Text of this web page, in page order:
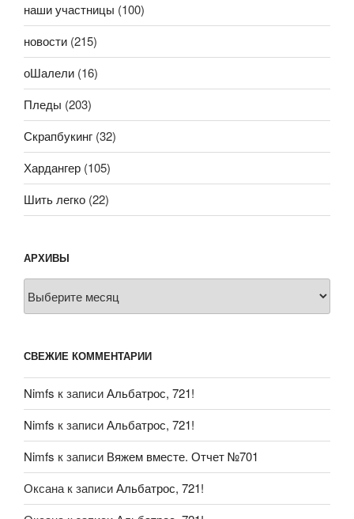
наши участницы (100)
новости (215)
оШалели (16)
Пледы (203)
Скрапбукинг (32)
Хардангер (105)
Шить легко (22)
АРХИВЫ
СВЕЖИЕ КОММЕНТАРИИ
Nimfs к записиАльбатрос, 721!
Nimfs к записиАльбатрос, 721!
Nimfs к записи Вяжем вместе. Отчет №701
Оксана к записиАльбатрос, 721!